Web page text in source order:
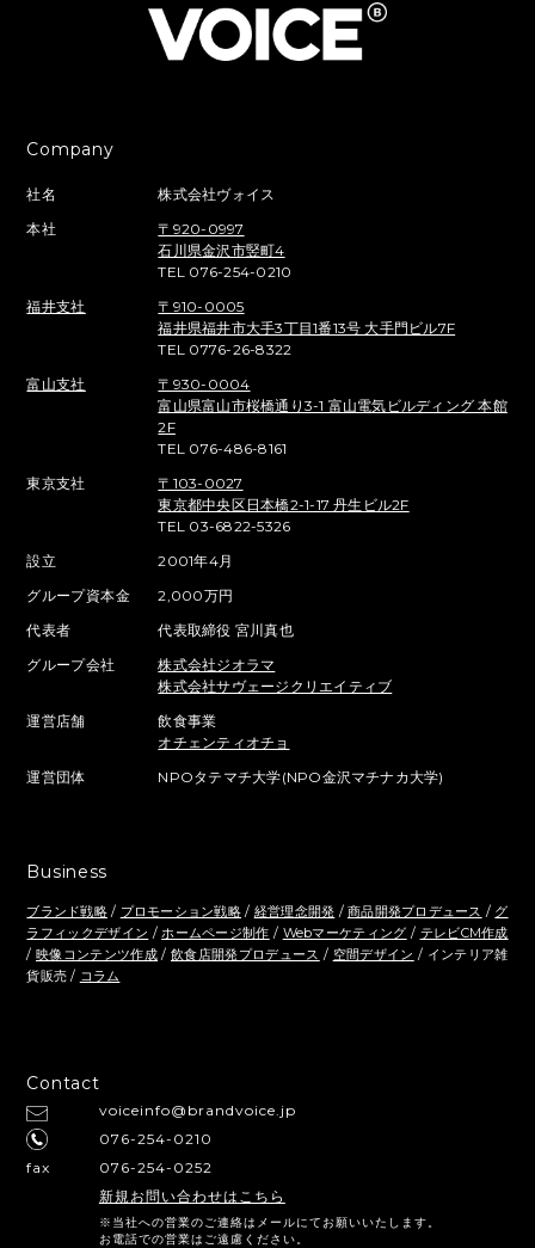
Company
社名
株式会社ヴォイス
本社
〒920-0997
石川県金沢市竪町4
TEL 076-254-0210
福井支社
〒910-0005
福井県福井市大手3丁目1番13号 大手門ビル7F
TEL 0776-26-8322
富山支社
〒930-0004
富山県富山市桜橋通り3-1 富山電気ビルディング 本館
2F
TEL 076-486-8161
東京支社
〒103-0027
東京都中央区日本橋2-1-17 丹生ビル2F
TEL 03-6822-5326
設立
2001年4月
グループ資本金
2,000万円
代表者
代表取締役 宮川真也
グループ会社
株式会社ジオラマ
株式会社サヴェージクリエイティブ
運営店舗
飲食事業
オチェンティオチョ
運営団体
NPOタテマチ大学(NPO金沢マチナカ大学)
Business
ブランド戦略/ プロモーション戦略 / 経営理念開発 /商品開発プロデュース / グ
ラフィックデザイン /ホームページ制作 / Webマーケティング / テレビCM作成
/ 映像コンテンツ作成 / 飲食店開発プロデュース / 空間デザイン / インテリア雑
貨販売 / コラム
Contact
voiceinfo@brandvoice.jp
076-254-0210
fax
076-254-0252
新規お問い合わせはこちら
※当社への営業のご連絡はメールにてお願いいたします。
お電話での営業はご遠慮ください。